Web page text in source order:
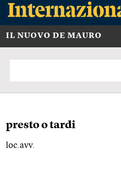
IL NUOVO DE MAURO
presto o tardi
loc.avv.